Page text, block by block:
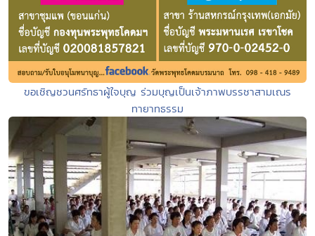
ขอเชิญชวนศรัทธาผู้ใจบุญ ร่วมบุญเป็นเจ้าภาพบรรชาสามเณร
ทายาทธรรม